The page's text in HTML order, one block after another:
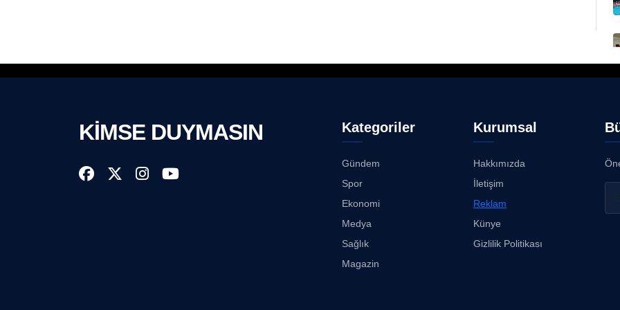
KİMSE DUYMASIN Kategoriler
Gündem
Spor
Ekonomi
Medya
Sağlık
Magazin
Kurumsal
Hakkımızda
İletişim
Reklam
Künye
Gizlilik Politikası